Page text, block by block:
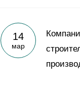
14
мар